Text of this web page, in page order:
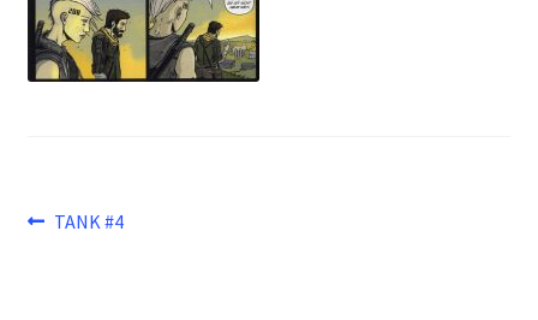
Beitragsnavigation
Vorheriger
TANK #4